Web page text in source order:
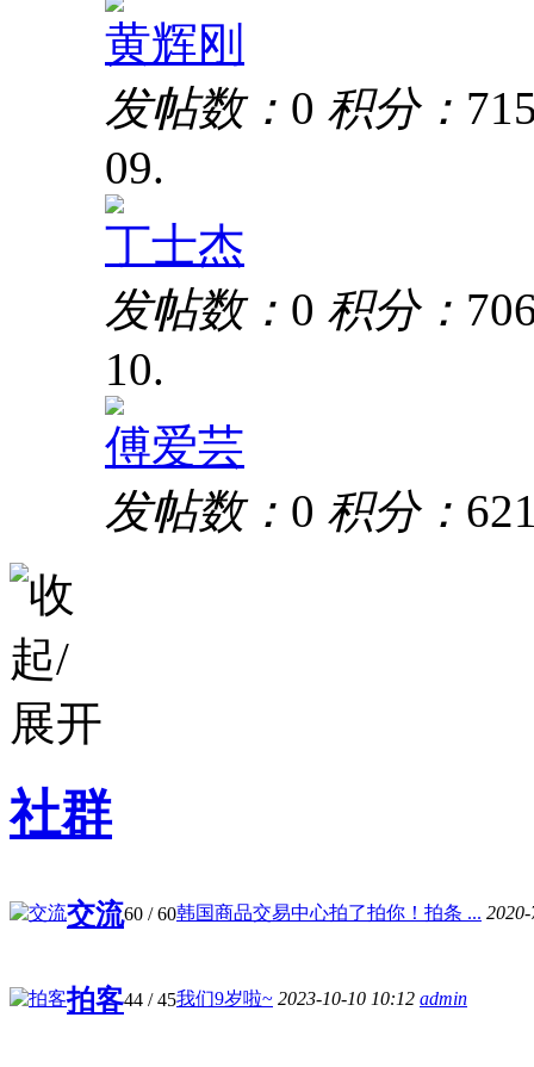
黄辉刚
发帖数： 0 积分：
09.
丁士杰
发帖数： 0 积分：
10.
傅爱芸
发帖数： 0 积分：
社群
交流60 / 60韩国商品交易中心拍了拍你！拍条 ...
拍客44 / 45我们9岁啦~ 2023-10-10 10:12 admin